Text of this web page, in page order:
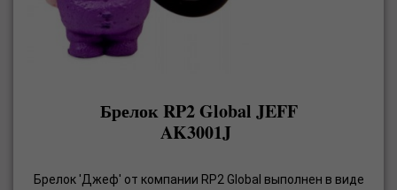
Брелок RP2 Global JEFF
AK3001J
Брелок 'Джеф' от компании RP2 Global выполнен в виде